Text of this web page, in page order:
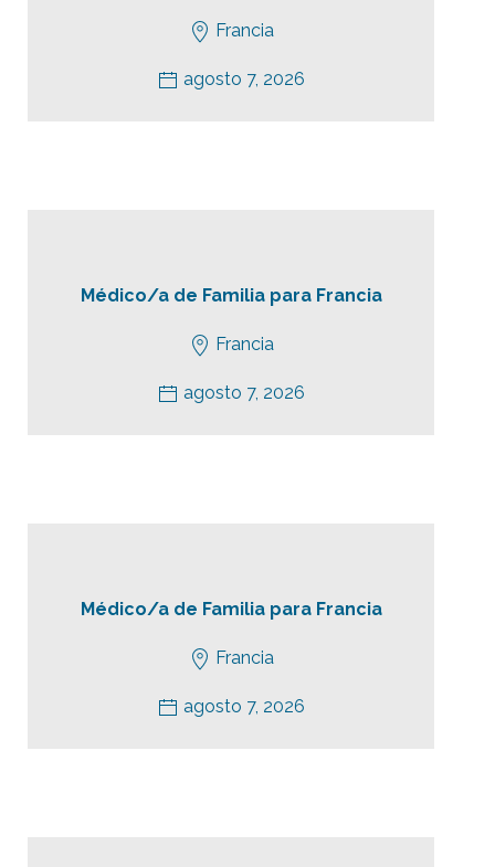
Francia
agosto 7, 2026
Médico/a de Familia para Francia
Francia
agosto 7, 2026
Médico/a de Familia para Francia
Francia
agosto 7, 2026